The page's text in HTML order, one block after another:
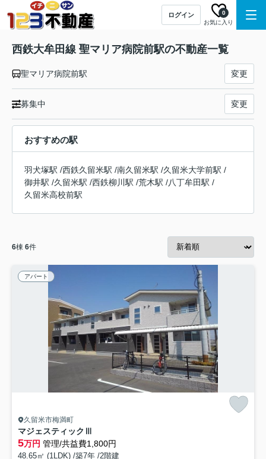
ログイン
お気に入り
0
西鉄大牟田線 聖マリア病院前駅の不動産一覧
聖マリア病院前駅 変更
募集中 変更
おすすめの駅
羽犬塚駅 /西鉄久留米駅 /南久留米駅 /久留米大学前駅 /
御井駅 /久留米駅 /西鉄柳川駅 /荒木駅 /八丁牟田駅 /
久留米高校前駅
6棟 6件
アパート
久留米市梅満町
マジェスティックⅢ
5万円 管理/共益費1,800円
48.65㎡ (1LDK) /築7年 /2階建